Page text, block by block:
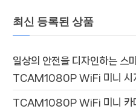
최신 등록된 상품
일상의 안전을 디자인하는 스
TCAM1080P WiFi 미니 시
TCAM1080P WiFi 미니 카